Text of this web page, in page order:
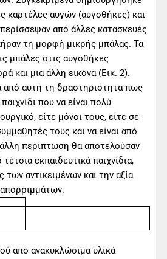
καρτέλες αυγών (αυγοθήκες) και
από άλλες κατασκευές
τη μορφή μικρής μπάλας. Τα
μπάλες στις αυγοθήκες
και μια άλλη εικόνα (Εικ. 2).
από αυτή τη δραστηριότητα πως
που να είναι πολύ
είτε μόνοι τους, είτε σε
τους και να είναι από
περίπτωση θα αποτελούσαν
εκπαιδευτικά παιχνίδια,
αντικειμένων και την αξία
από ανακυκλώσιμα υλικά